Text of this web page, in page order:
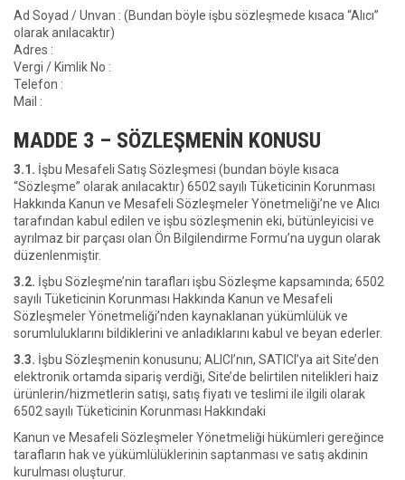
Ad Soyad / Unvan : (Bundan böyle işbu sözleşmede kısaca “Alıcı”
olarak anılacaktır)
Adres :
Vergi / Kimlik No :
Telefon :
Mail :
MADDE 3 – SÖZLEŞMENİN KONUSU
3.1. İşbu Mesafeli Satış Sözleşmesi (bundan böyle kısaca
“Sözleşme” olarak anılacaktır) 6502 sayılı Tüketicinin Korunması
Hakkında Kanun ve Mesafeli Sözleşmeler Yönetmeliği’ne ve Alıcı
tarafından kabul edilen ve işbu sözleşmenin eki, bütünleyicisi ve
ayrılmaz bir parçası olan Ön Bilgilendirme Formu’na uygun olarak
düzenlenmiştir.
3.2. İşbu Sözleşme’nin tarafları işbu Sözleşme kapsamında; 6502
sayılı Tüketicinin Korunması Hakkında Kanun ve Mesafeli
Sözleşmeler Yönetmeliği’nden kaynaklanan yükümlülük ve
sorumluluklarını bildiklerini ve anladıklarını kabul ve beyan ederler.
3.3. İşbu Sözleşmenin konusunu; ALICI’nın, SATICI’ya ait Site’den
elektronik ortamda sipariş verdiği, Site’de belirtilen nitelikleri haiz
ürünlerin/hizmetlerin satışı, satış fiyatı ve teslimi ile ilgili olarak
6502 sayılı Tüketicinin Korunması Hakkındaki
Kanun ve Mesafeli Sözleşmeler Yönetmeliği hükümleri gereğince
tarafların hak ve yükümlülüklerinin saptanması ve satış akdinin
kurulması oluşturur.